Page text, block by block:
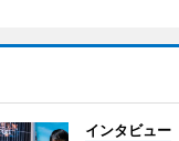
インタビュー